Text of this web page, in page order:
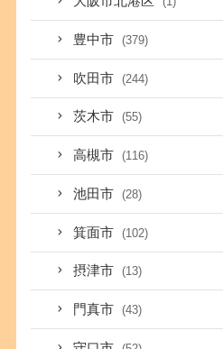
豊中市 (379)
吹田市 (244)
茨木市 (55)
高槻市 (116)
池田市 (28)
箕面市 (102)
摂津市 (13)
門真市 (43)